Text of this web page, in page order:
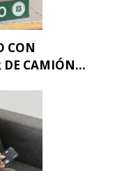
CON
CAMIÓN...